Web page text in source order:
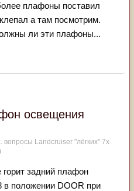
плафоны поставил
а там посмотрим.
ли эти плафоны...
освещения
вопросы Landcruiser "лёгких" 7x
задний плафон
положении DOOR при